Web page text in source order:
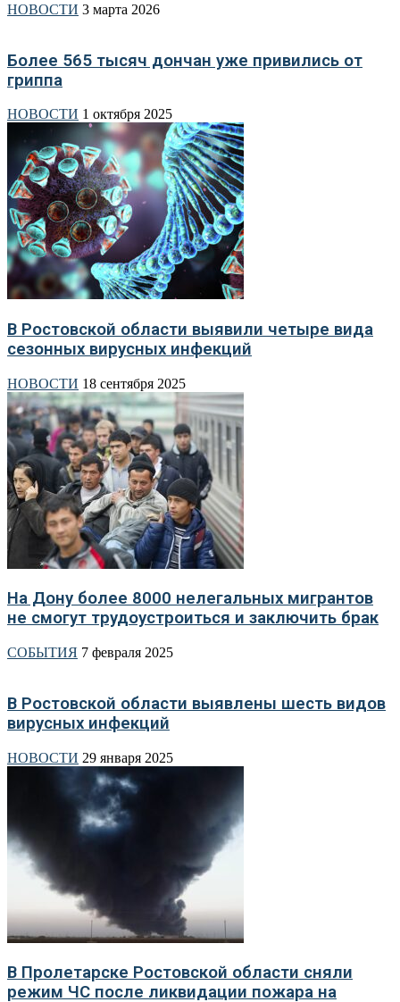
НОВОСТИ 3 марта 2026
Более 565 тысяч дончан уже привились от
гриппа
НОВОСТИ 1 октября 2025
В Ростовской области выявили четыре вида
сезонных вирусных инфекций
НОВОСТИ 18 сентября 2025
На Дону более 8000 нелегальных мигрантов
не смогут трудоустроиться и заключить брак
СОБЫТИЯ 7 февраля 2025
В Ростовской области выявлены шесть видов
вирусных инфекций
НОВОСТИ 29 января 2025
В Пролетарске Ростовской области сняли
режим ЧС после ликвидации пожара на